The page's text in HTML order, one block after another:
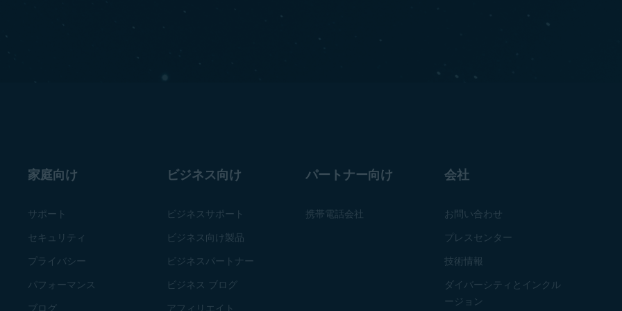
家庭向け
サポート
セキュリティ
プライバシー
パフォーマンス
ブログ
ビジネス向け
ビジネスサポート
ビジネス向け製品
ビジネスパートナー
ビジネス ブログ
アフィリエイト
パートナー向け
携帯電話会社
会社
お問い合わせ
プレスセンター
技術情報
ダイバーシティとインクル
ージョン